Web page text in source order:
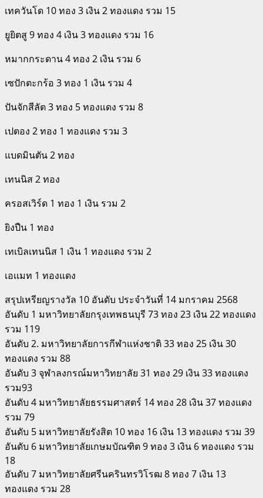
เทควันโด 10 ทอง 3 เงิน 2 ทองแดง รวม 15
ยูยิตสู 9 ทอง 4 เงิน 3 ทองแดง รวม 16
หมากกระดาน 4 ทอง 2 เงิน รวม 6
เซปักตะกร้อ 3 ทอง 1 เงิน รวม 4
ปันจักสีลัต 3 ทอง 5 ทองแดง รวม 8
เปตอง 2 ทอง 1 ทองแดง รวม 3
แบดมินตัน 2 ทอง
เทนนิส 2 ทอง
ครอสเวิร์ด 1 ทอง 1 เงิน รวม 2
ยิงปืน 1 ทอง
เทเบิลเทนนิส 1 เงิน 1 ทองแดง รวม 2
เอเเมท 1 ทองแดง
สรุปเหรียญรางวัล 10 อันดับ ประจำวันที่ 14 มกราคม 2568
อันดับ 1 มหาวิทยาลัยกรุงเทพธนบุรี 73 ทอง 23 เงิน 22 ทองแดง
รวม 119
อันดับ 2. มหาวิทยาลัยการกีฬาแห่งชาติ 33 ทอง 25 เงิน 30
ทองแดง รวม 88
อันดับ 3 จุฬาลงกรณ์มหาวิทยาลัย 31 ทอง 29 เงิน 33 ทองแดง
รวม93
อันดับ 4 มหาวิทยาลัยธรรมศาสตร์ 14 ทอง 28 เงิน 37 ทองแดง
รวม 79
อันดับ 5 มหาวิทยาลัยรังสิต 10 ทอง 16 เงิน 13 ทองแดง รวม 39
อันดับ 6 มหาวิทยาลัยเกษมบัณฑิต 9 ทอง 3 เงิน 6 ทองแดง รวม
18
อันดับ 7 มหาวิทยาลัยศรีนครินทรวิโรฒ 8 ทอง 7 เงิน 13
ทองแดง รวม 28